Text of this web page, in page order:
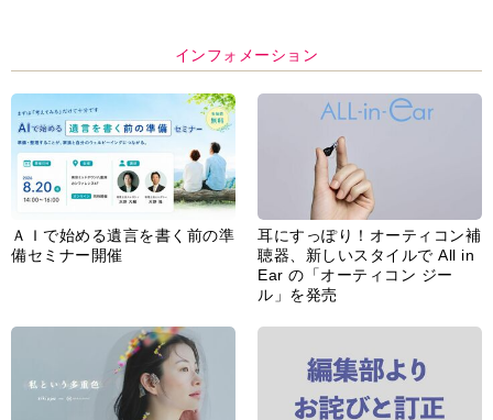
インフォメーション
ＡＩで始める遺言を書く前の準
備セミナー開催
耳にすっぽり！オーティコン補
聴器、新しいスタイルで All in
Ear の「オーティコン ジー
ル」を発売